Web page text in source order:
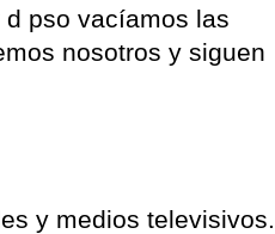
pso vacíamos las
nosotros y siguen
y medios televisivos.